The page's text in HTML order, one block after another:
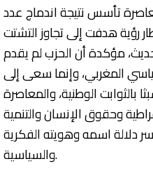
تأسس نتيجة اندماج عدد
رؤية هدفت إلى تجاوز التشتت
مؤكدة أن الحزب لم يقدم
المغربي، وإنما سعى إلى
بالثوابت الوطنية، والمعاصرة
وحقوق الإنسان والتنمية
دلالة اسمه وهويته الفكرية
والسياسية.